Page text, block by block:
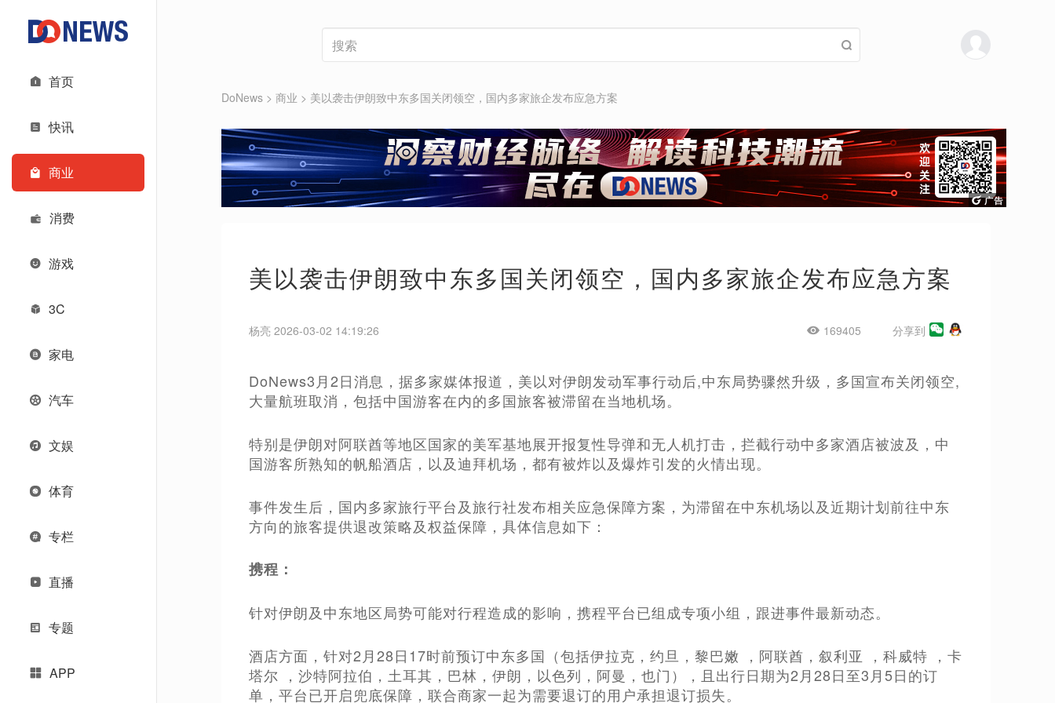
首页
快讯
商业
消费
游戏
3C
家电
汽车
文娱
体育
专栏
直播
专题
APP
DoNews > 商业 > 美以袭击伊朗致中东多国关闭领空，国内多家旅企发布应急方案
美以袭击伊朗致中东多国关闭领空，国内多家旅企发布应急方案
杨亮 2026-03-02 14:19:26 169405 分享到
DoNews3月2日消息，据多家媒体报道，美以对伊朗发动军事行动后,中东局势骤然升级，多国宣布关闭领空,
大量航班取消，包括中国游客在内的多国旅客被滞留在当地机场。
特别是伊朗对阿联酋等地区国家的美军基地展开报复性导弹和无人机打击，拦截行动中多家酒店被波及，中
国游客所熟知的帆船酒店，以及迪拜机场，都有被炸以及爆炸引发的火情出现。
事件发生后，国内多家旅行平台及旅行社发布相关应急保障方案，为滞留在中东机场以及近期计划前往中东
方向的旅客提供退改策略及权益保障，具体信息如下：
携程：
针对伊朗及中东地区局势可能对行程造成的影响，携程平台已组成专项小组，跟进事件最新动态。
酒店方面，针对2月28日17时前预订中东多国（包括伊拉克，约旦，黎巴嫩 ，阿联酋，叙利亚 ，科威特 ，卡
塔尔 ，沙特阿拉伯，土耳其，巴林，伊朗，以色列，阿曼，也门），且出行日期为2月28日至3月5日的订
单，平台已开启兜底保障，联合商家一起为需要退订的用户承担退订损失。